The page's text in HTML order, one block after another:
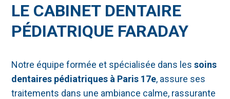
LE CABINET DENTAIRE
PÉDIATRIQUE FARADAY
Notre équipe formée et spécialisée dans lessoins
dentaires pédiatriques à Paris 17e, assure ses
traitements dans une ambiance calme, rassurante